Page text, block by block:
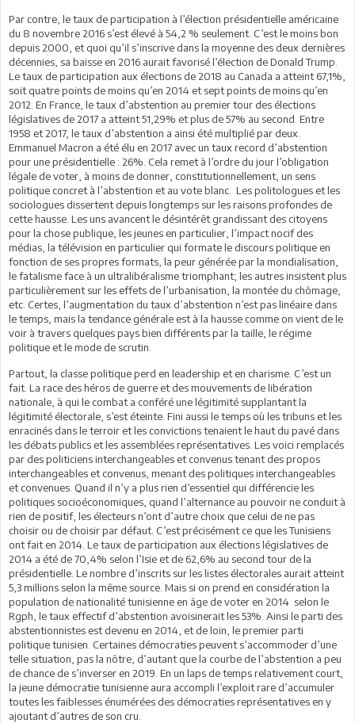
Par contre, le taux de participation à l’élection présidentielle américaine
du 8 novembre 2016 s’est élevé à 54,2 % seulement. C’est le moins bon
depuis 2000, et quoi qu’il s’inscrive dans la moyenne des deux dernières
décennies, sa baisse en 2016 aurait favorisé l’élection de Donald Trump.
Le taux de participation aux élections de 2018 au Canada a atteint 67,1%,
soit quatre points de moins qu’en 2014 et sept points de moins qu’en
2012. En France, le taux d’abstention au premier tour des élections
législatives de 2017 a atteint 51,29% et plus de 57% au second. Entre
1958 et 2017, le taux d’abstention a ainsi été multiplié par deux.
Emmanuel Macron a été élu en 2017 avec un taux record d’abstention
pour une présidentielle : 26%. Cela remet à l’ordre du jour l’obligation
légale de voter, à moins de donner, constitutionnellement, un sens
politique concret à l’abstention et au vote blanc. Les politologues et les
sociologues dissertent depuis longtemps sur les raisons profondes de
cette hausse. Les uns avancent le désintérêt grandissant des citoyens
pour la chose publique, les jeunes en particulier, l’impact nocif des
médias, la télévision en particulier qui formate le discours politique en
fonction de ses propres formats, la peur générée par la mondialisation,
le fatalisme face à un ultralibéralisme triomphant; les autres insistent plus
particulièrement sur les effets de l’urbanisation, la montée du chômage,
etc. Certes, l’augmentation du taux d’abstention n’est pas linéaire dans
le temps, mais la tendance générale est à la hausse comme on vient de le
voir à travers quelques pays bien différents par la taille, le régime
politique et le mode de scrutin.
Partout, la classe politique perd en leadership et en charisme. C’est un
fait. La race des héros de guerre et des mouvements de libération
nationale, à qui le combat a conféré une légitimité supplantant la
légitimité électorale, s’est éteinte. Fini aussi le temps où les tribuns et les
enracinés dans le terroir et les convictions tenaient le haut du pavé dans
les débats publics et les assemblées représentatives. Les voici remplacés
par des politiciens interchangeables et convenus tenant des propos
interchangeables et convenus, menant des politiques interchangeables
et convenues. Quand il n’y a plus rien d’essentiel qui différencie les
politiques socioéconomiques, quand l’alternance au pouvoir ne conduit à
rien de positif, les électeurs n’ont d’autre choix que celui de ne pas
choisir ou de choisir par défaut. C’est précisément ce que les Tunisiens
ont fait en 2014. Le taux de participation aux élections législatives de
2014 a été de 70,4% selon l’Isie et de 62,6% au second tour de la
présidentielle. Le nombre d’inscrits sur les listes électorales aurait atteint
5,3 millions selon la même source. Mais si on prend en considération la
population de nationalité tunisienne en âge de voter en 2014 selon le
Rgph, le taux effectif d’abstention avoisinerait les 53%. Ainsi le parti des
abstentionnistes est devenu en 2014, et de loin, le premier parti
politique tunisien. Certaines démocraties peuvent s’accommoder d’une
telle situation, pas la nôtre, d’autant que la courbe de l’abstention a peu
de chance de s’inverser en 2019. En un laps de temps relativement court,
la jeune démocratie tunisienne aura accompli l’exploit rare d’accumuler
toutes les faiblesses énumérées des démocraties représentatives en y
ajoutant d’autres de son cru.